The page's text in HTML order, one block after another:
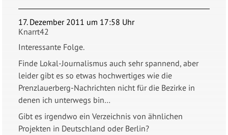
17. Dezember 2011 um 17:58 Uhr
Knarrt42
Interessante Folge.
Finde Lokal-Journalismus auch sehr spannend, aber
leider gibt es so etwas hochwertiges wie die
Prenzlauerberg-Nachrichten nicht für die Bezirke in
denen ich unterwegs bin…
Gibt es irgendwo ein Verzeichnis von ähnlichen
Projekten in Deutschland oder Berlin?